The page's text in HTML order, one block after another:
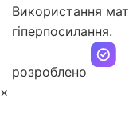
Використання
гіперпосилання.
розроблено
×